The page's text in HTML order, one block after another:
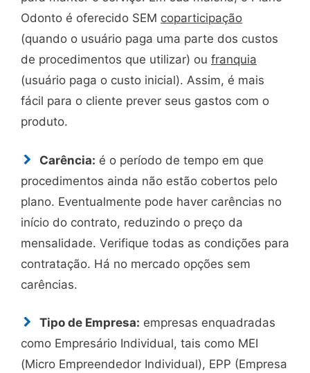
Odonto é oferecido SEM coparticipação
(quando o usuário paga uma parte dos custos
de procedimentos que utilizar) ou franquia
(usuário paga o custo inicial). Assim, é mais
fácil para o cliente prever seus gastos com o
produto.
Carência: é o período de tempo em que
procedimentos ainda não estão cobertos pelo
plano. Eventualmente pode haver carências no
início do contrato, reduzindo o preço da
mensalidade. Verifique todas as condições para
contratação. Há no mercado opções sem
carências.
Tipo de Empresa: empresas enquadradas
como Empresário Individual, tais como MEI
(Micro Empreendedor Individual), EPP (Empresa